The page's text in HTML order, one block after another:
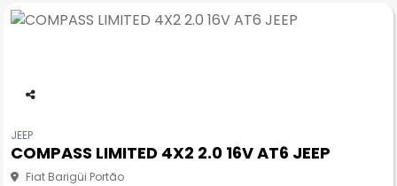
pa
rtil
he
JEEP
COMPASS LIMITED 4X2 2.0 16V AT6 JEEP
Fiat Barigüi Portão